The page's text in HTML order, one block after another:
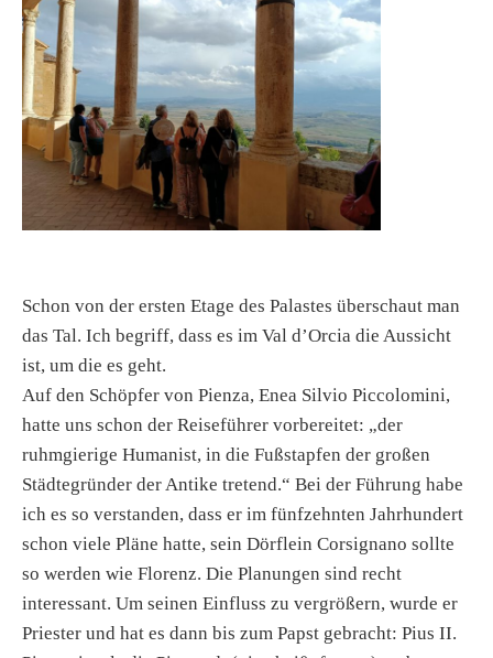
Schon von der ersten Etage des Palastes überschaut man
das Tal. Ich begriff, dass es im Val d’Orcia die Aussicht
ist, um die es geht.
Auf den Schöpfer von Pienza, Enea Silvio Piccolomini,
hatte uns schon der Reiseführer vorbereitet: „der
ruhmgierige Humanist, in die Fußstapfen der großen
Städtegründer der Antike tretend.“ Bei der Führung habe
ich es so verstanden, dass er im fünfzehnten Jahrhundert
schon viele Pläne hatte, sein Dörflein Corsignano sollte
so werden wie Florenz. Die Planungen sind recht
interessant. Um seinen Einfluss zu vergrößern, wurde er
Priester und hat es dann bis zum Papst gebracht: Pius II.